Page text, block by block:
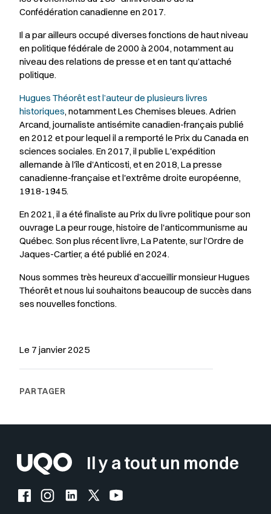
Confédération canadienne en 2017.
Il a par ailleurs occupé diverses fonctions de haut niveau
en politique fédérale de 2000 à 2004, notamment au
niveau des relations de presse et en tant qu’attaché
politique.
Hugues Théorêt est l’auteur de plusieurs livres
historiques, notammentLes Chemises bleues. Adrien
Arcand, journaliste antisémite canadien-français publié
en 2012 et pour lequel il a remporté le Prix du Canada en
sciences sociales. En 2017, il publie L'expédition
allemande à l'île d'Anticosti, et en 2018, La presse
canadienne-française et l'extrême droite européenne,
1918-1945.
En 2021, il a été finaliste au Prix du livre politique pour son
ouvrage La peur rouge, histoire de l'anticommunisme au
Québec. Son plus récent livre, La Patente, sur l’Ordre de
Jaques-Cartier, a été publié en 2024.
Nous sommes très heureux d’accueillir monsieur Hugues
Théorêt et nous lui souhaitons beaucoup de succès dans
ses nouvelles fonctions.
Le 7 janvier 2025
Il y a tout un monde
Facebook de l'UQO
Instagram de l'UQO
LinkedIn de l'UQO
X (Twitter) de l'UQO
YouTube de l'UQO